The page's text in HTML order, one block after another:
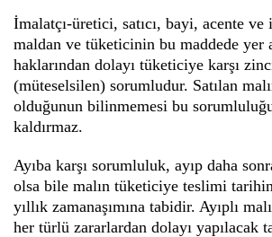
İmalatçı-üretici, satıcı, bayi, acente ve
maldan ve tüketicinin bu maddede yer
haklarından dolayı tüketiciye karşı
(müteselsilen) sorumludur. Satılan
olduğunun bilinmemesi bu
kaldırmaz.
Ayıba karşı sorumluluk, ayıp daha
olsa bile malın tüketiciye teslimi
yıllık zamanaşımına tabidir. Ayıplı
her türlü zararlardan dolayı yapılacak